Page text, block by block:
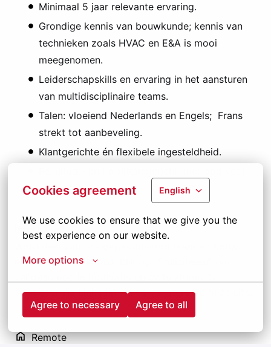
Cookies agreement English
We use cookies to ensure that we give you the
best experience on our website.
More options
Agree to necessary Agree to all
Minimaal 5 jaar relevante ervaring.
Grondige kennis van bouwkunde; kennis van
technieken zoals HVAC en E&A is mooi
meegenomen.
Leiderschapskills en ervaring in het aansturen
van multidisciplinaire teams.
Talen: vloeiend Nederlands en Engels; Frans
strekt tot aanbeveling.
Klantgerichte én flexibele ingesteldheid.
veiligheid.
Interesse?
mee aan de toekomst! Klik op “Solliciteren” om
solliciteer via LinkedIn via de vacature op onze site.
Remote